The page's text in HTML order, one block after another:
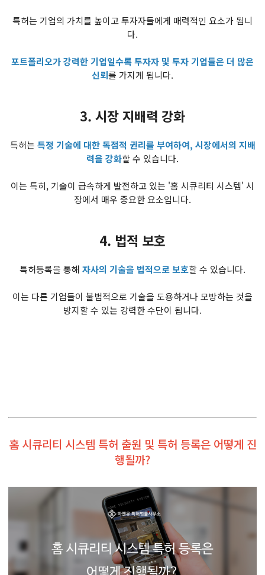
특허는 기업의 가치를 높이고 투자자들에게 매력적인 요소가 됩니
다.
포트폴리오가 강력한 기업일수록 투자자 및 투자 기업들은 더 많은
신뢰를 가지게 됩니다.
3. 시장 지배력 강화
특허는 특정 기술에 대한 독점적 권리를 부여하여, 시장에서의 지배
력을 강화할 수 있습니다.
이는 특히, 기술이 급속하게 발전하고 있는 '홈 시큐리티 시스템' 시
장에서 매우 중요한 요소입니다.
4. 법적 보호
특허등록을 통해 자사의 기술을 법적으로 보호할 수 있습니다.
이는 다른 기업들이 불법적으로 기술을 도용하거나 모방하는 것을
방지할 수 있는 강력한 수단이 됩니다.
홈 시큐리티 시스템 특허 출원 및 특허 등록은 어떻게 진
행될까?